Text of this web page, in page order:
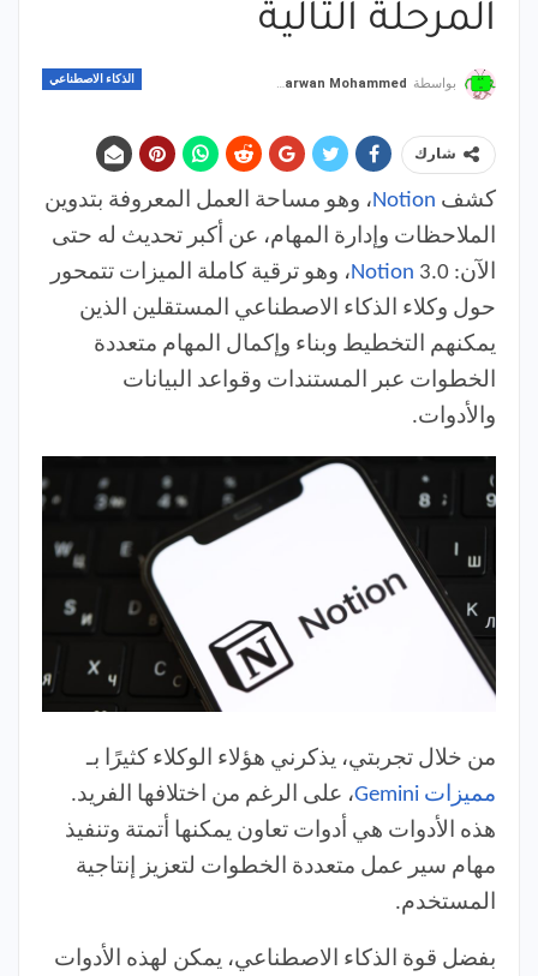
المرحلة التالية
الذكاء الاصطناعي بواسطة Marwan Mohammed
شارك
كشف Notion، وهو مساحة العمل المعروفة بتدوين
الملاحظات وإدارة المهام، عن أكبر تحديث له حتى
الآن:
Notion3.0، وهو ترقية كاملة الميزات تتمحور
حول وكلاء الذكاء الاصطناعي المستقلين الذين
يمكنهم التخطيط وبناء وإكمال المهام متعددة
الخطوات عبر المستندات وقواعد البيانات
والأدوات.
من خلال تجربتي، يذكرني هؤلاء الوكلاء كثيرًا بـ
مميزات Gemini
، على الرغم من اختلافها الفريد.
هذه الأدوات هي أدوات تعاون يمكنها أتمتة وتنفيذ
مهام سير عمل متعددة الخطوات لتعزيز إنتاجية
المستخدم.
بفضل قوة الذكاء الاصطناعي، يمكن لهذه الأدوات